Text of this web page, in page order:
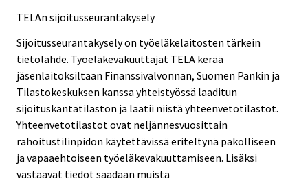
TELAn sijoitusseurantakysely
Sijoitusseurantakysely on työeläkelaitosten tärkein
tietolähde. Työeläkevakuuttajat TELA kerää
jäsenlaitoksiltaan Finanssivalvonnan, Suomen Pankin ja
Tilastokeskuksen kanssa yhteistyössä laaditun
sijoituskantatilaston ja laatii niistä yhteenvetotilastot.
Yhteenvetotilastot ovat neljännesvuosittain
rahoitustilinpidon käytettävissä eriteltynä pakolliseen
ja vapaaehtoiseen työeläkevakuuttamiseen. Lisäksi
vastaavat tiedot saadaan muista